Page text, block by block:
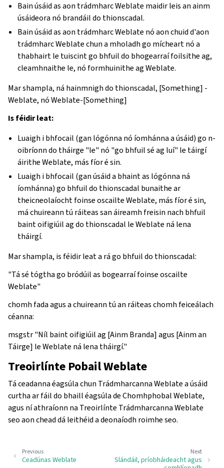
Bain úsáid as aon trádmharc Weblate maidir leis an ainm
úsáideora nó brandáil do thionscadal.
Bain úsáid as aon trádmharc Weblate nó aon chuid d'aon
trádmharc Weblate chun a mholadh go mícheart nó a
thabhairt le tuiscint go bhfuil do bhogearraí foilsithe ag,
cleamhnaithe le, nó formhuinithe ag Weblate.
Mar shampla, ná hainmnigh do thionscadal, [Something] -
Weblate, nó Weblate-[Something]
Is féidir leat:
Luaigh i bhfocail (gan lógónna nó íomhánna a úsáid) go n-
oibríonn do tháirge "le" nó "go bhfuil sé ag luí" le táirgí
áirithe Weblate, más fíor é sin.
Luaigh i bhfocail (gan úsáid a bhaint as lógónna ná
íomhánna) go bhfuil do thionscadal bunaithe ar
theicneolaíocht foinse oscailte Weblate, más fíor é sin,
má chuireann tú ráiteas san áireamh freisin nach bhfuil
baint oifigiúil ag do thionscadal le Weblate ná lena
tháirgí.
Mar shampla, is féidir leat a rá go bhfuil do thionscadal:
"Tá sé tógtha go bródúil as bogearraí foinse oscailte
Weblate"
chomh fada agus a chuireann tú an ráiteas chomh feiceálach
céanna:
msgstr "Níl baint oifigiúil ag [Ainm Branda] agus [Ainm an
Táirge] le Weblate ná lena tháirgí."
Treoirlínte Pobail Weblate
Tá ceadanna éagsúla chun Trádmharcanna Weblate a úsáid
curtha ar fáil do bhaill éagsúla de Chomhphobal Weblate,
agus ní athraíonn na Treoirlínte Trádmharcanna Weblate
seo aon chead dá leithéid a deonaíodh roimhe seo.
Next
Slándáil, príobháideacht agus
Previous
Ceadúnas Weblate